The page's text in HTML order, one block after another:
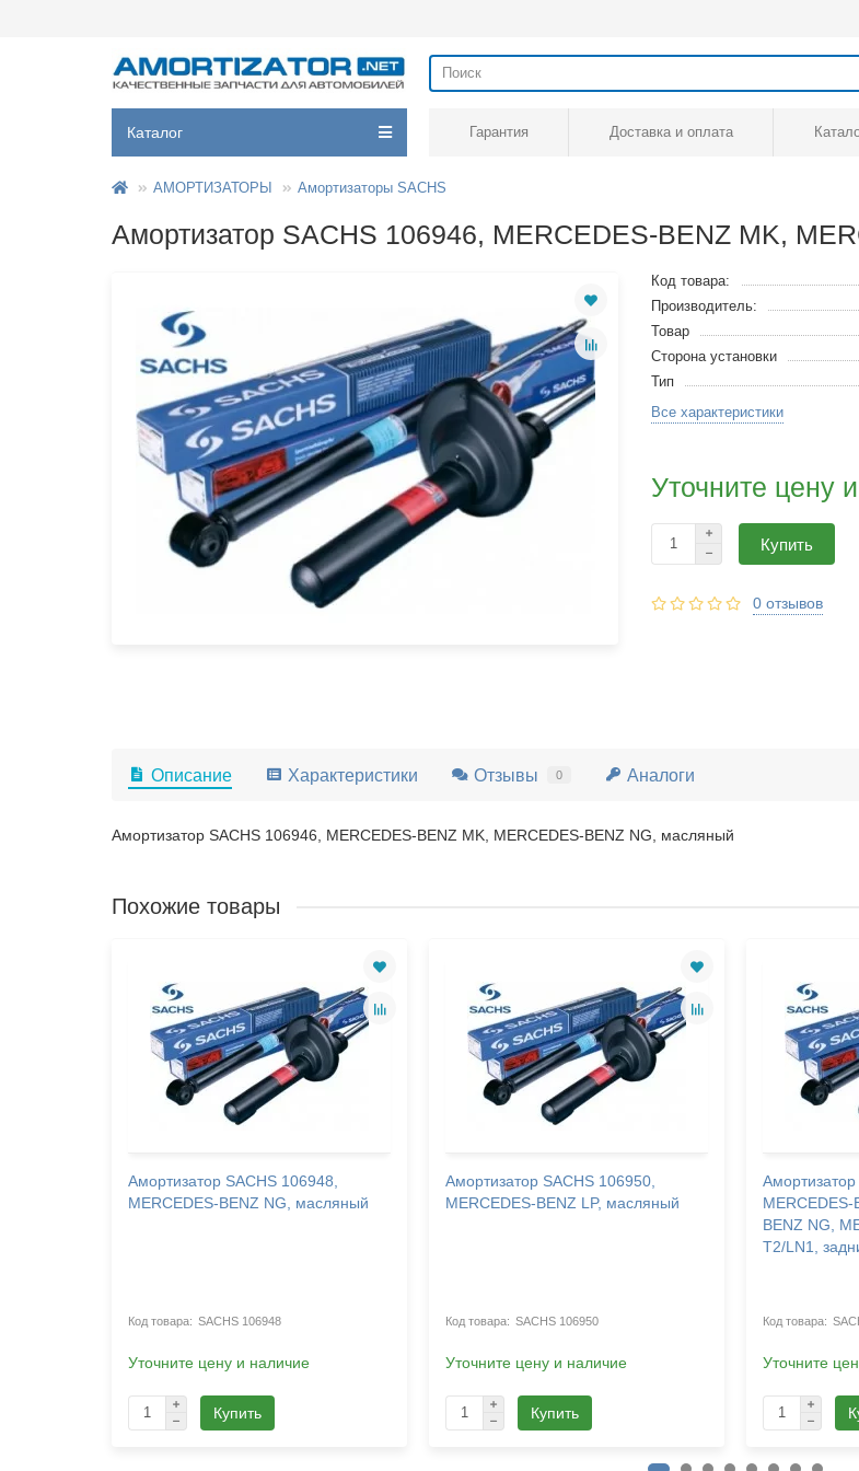
Каталог Гарантия Доставка и оплата
АМОРТИЗАТОРЫ Амортизаторы SACHS
Амортизатор SACHS 106946, MERCEDES-BENZ MK,
Код товара:
Производитель:
Товар
Сторона установки
Тип
Все характеристики
Уточните цену
Купить
0 отзывов
Описание Характеристики Отзывы 0 Аналоги
Амортизатор SACHS 106946, MERCEDES-BENZ MK, MERCEDES-BENZ NG, масляный
Похожие товары
Амортизатор SACHS 106948,
MERCEDES-BENZ NG, масляный
SACHS 106948
Уточните цену и наличие
Купить
Амортизатор SACHS 106950,
MERCEDES-BENZ LP, масляный
SACHS 106950
Уточните цену и наличие
Купить
MERCEDES-
BENZ NG,
T2/LN1,
Уточните